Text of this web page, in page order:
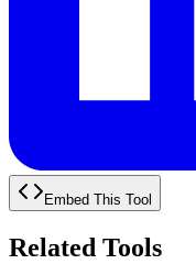
Embed This Tool
Related Tools